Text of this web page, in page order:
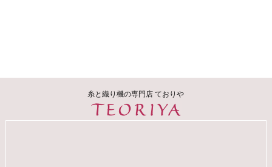
糸と織り機の専門店 ておりや